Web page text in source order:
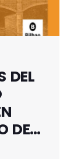
DEL
DE